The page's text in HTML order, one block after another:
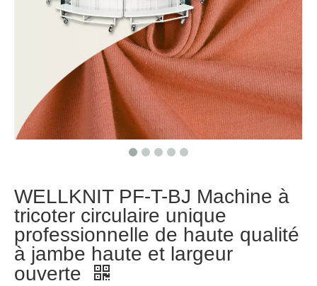
WELLKNIT PF-T-BJ Machine à
tricoter circulaire unique
professionnelle de haute qualité
à jambe haute et largeur
ouverte